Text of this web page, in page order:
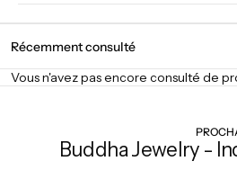
-
CZ
-
CZ
Récemment consulté
Vous n'avez pas encore consulté de
Buddha Jewelry -